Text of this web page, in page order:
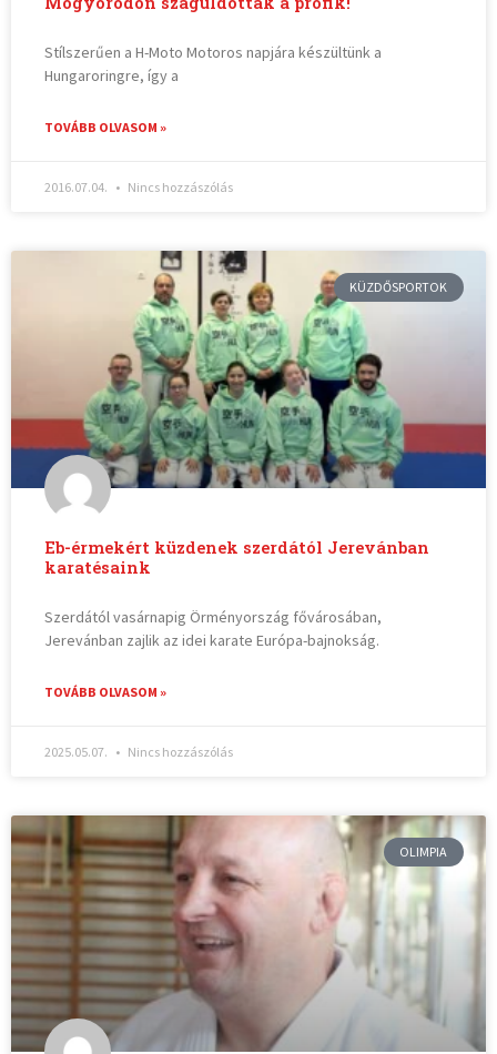
Stílszerűen a H-Moto Motoros napjára készültünk a
Hungaroringre, így a
TOVÁBB OLVASOM »
2016.07.04. Nincs hozzászólás
KÜZDŐSPORTOK
Eb-érmekért küzdenek szerdától Jerevánban
karatésaink
Szerdától vasárnapig Örményország fővárosában,
Jerevánban zajlik az idei karate Európa-bajnokság.
TOVÁBB OLVASOM »
2025.05.07. Nincs hozzászólás
OLIMPIA